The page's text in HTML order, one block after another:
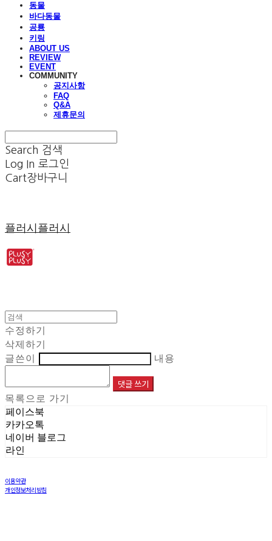
동물
바다동물
공룡
키링
ABOUT US
REVIEW
EVENT
COMMUNITY
공지사항
FAQ
Q&A
제휴문의
Search 검색
Log In 로그인
Cart장바구니
플러시플러시
수정하기
삭제하기
글쓴이
내용
댓글 쓰기
목록으로 가기
페이스북
카카오톡
네이버 블로그
라인
이용약관
개인정보처리방침